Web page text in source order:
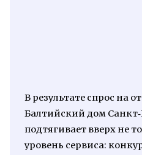
В результате спрос на
Балтийский дом
подтягивает вверх не
уровень сервиса: